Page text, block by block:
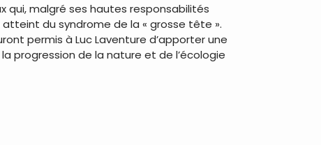
qui, malgré ses hautes responsabilités
du syndrome de la « grosse tête ».
permis à Luc Laventure d’apporter une
progression de la nature et de l’écologie